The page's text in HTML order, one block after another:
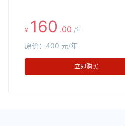
¥ 160 .00 /年
原价：400 元/年
立即购买